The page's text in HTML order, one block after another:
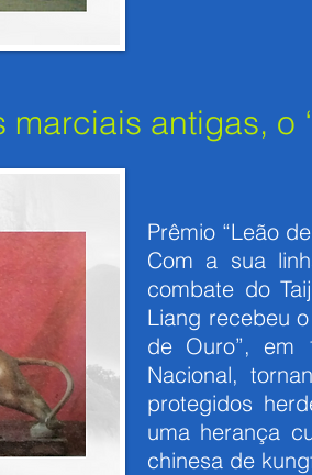
marciais antigas, o
Prêmio “Leão
Com a sua
combate do
Liang recebeu
de Ouro”, em
Nacional,
protegidos
uma herança
chinesa de